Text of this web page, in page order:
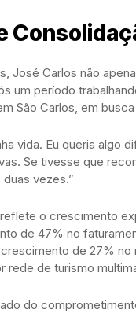
José Carlos não
um período
São Carlos, em
vida. Eu queria algo
Se tivesse que
vezes.”
o crescimento
de 47% no
de 27%
rede de turismo
do